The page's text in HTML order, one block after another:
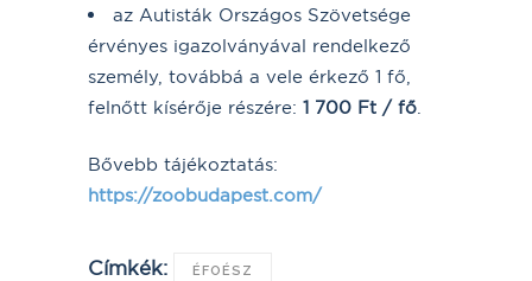
az Autisták Országos Szövetsége
érvényes igazolványával rendelkező
személy, továbbá a vele érkező 1 fő,
felnőtt kísérője részére: 1 700 Ft / fő
Bővebb tájékoztatás:
https://zoobudapest.com/
Címkék: ÉFOÉSZ